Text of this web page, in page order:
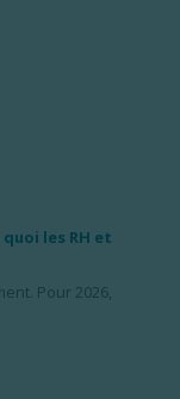
les RH et
Pour 2026,